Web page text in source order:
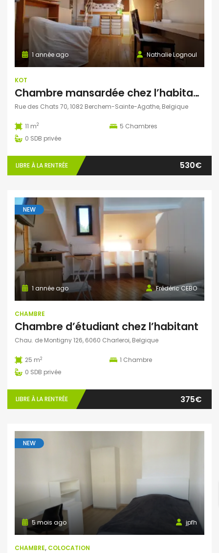
Nathalie Lognoul
1 année ago
KOT
Chambre mansardée chez l’habitant à Berchem-Sainte-Agathe
Rue des Chats 70, 1082 Berchem-Sainte-Agathe, Belgique
11 m2 5 Chambres
0 SDB privée
LIBRE À LA RENTRÉE 530€
NEW
Frédéric CEBO
1 année ago
CHAMBRE
Chambre d’étudiant chez l’habitant
Chau. de Montigny 126, 6060 Charleroi, Belgique
25 m2 1 Chambre
0 SDB privée
LIBRE À LA RENTRÉE 375€
NEW
jpfh
5 mois ago
CHAMBRE, COLOCATION